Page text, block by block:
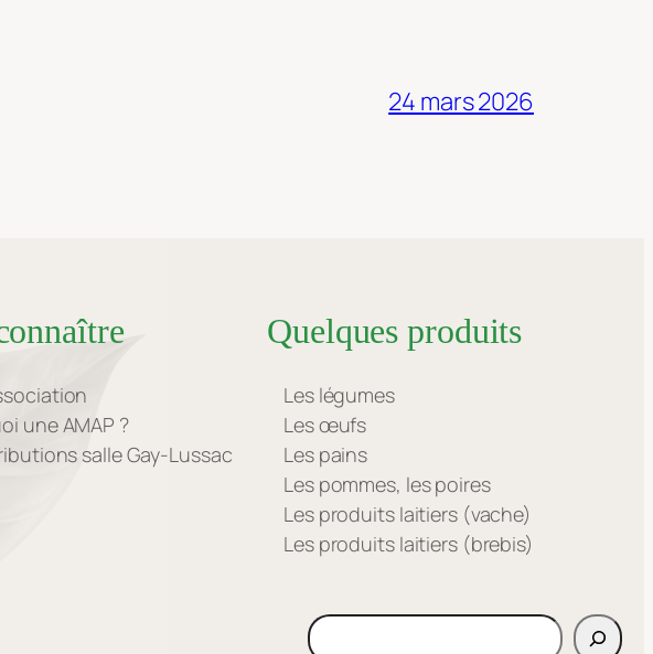
24 mars 2026
une AMAP ?
salle Gay-Lussac
Quelques produits
Les légumes
Les œufs
Les pains
Les pommes, les poires
Les produits laitiers (vache)
Les produits laitiers (brebis)
Rechercher